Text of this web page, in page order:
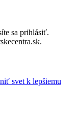
sa prihlásiť.
svet k lepšiemu